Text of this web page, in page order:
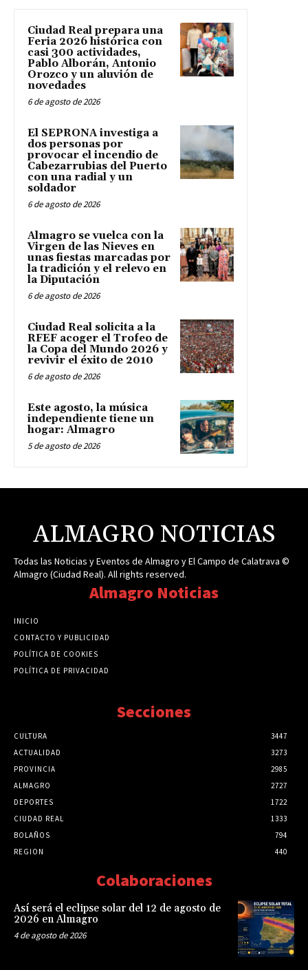
Ciudad Real prepara una
Feria 2026 histórica con
casi 300 actividades,
Pablo Alborán, Antonio
Orozco y un aluvión de
novedades
6 de agosto de 2026
El SEPRONA investiga a
dos personas por
provocar el incendio de
Cabezarrubias del Puerto
con una radial y un
soldador
6 de agosto de 2026
Almagro se vuelca con la
Virgen de las Nieves en
unas fiestas marcadas por
la tradición y el relevo en
la Diputación
6 de agosto de 2026
Ciudad Real solicita a la
RFEF acoger el Trofeo de
la Copa del Mundo 2026 y
revivir el éxito de 2010
6 de agosto de 2026
Este agosto, la música
independiente tiene un
hogar: Almagro
5 de agosto de 2026
ALMAGRO NOTICIAS
Todas las Noticias y Eventos de Almagro y El Campo de Calatrava ©
Almagro (Ciudad Real). All rights reserved.
Almagro Noticias
INICIO
CONTACTO Y PUBLICIDAD
POLÍTICA DE COOKIES
POLÍTICA DE PRIVACIDAD
Secciones
CULTURA
3447
ACTUALIDAD
3273
PROVINCIA
2985
ALMAGRO
2727
DEPORTES
1722
CIUDAD REAL
1333
BOLAÑOS
794
REGION
440
Colaboraciones
Así será el eclipse solar del 12 de agosto de
2026 en Almagro
4 de agosto de 2026